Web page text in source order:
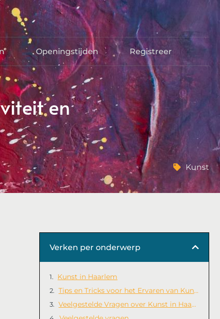
Openingstijden Registreer
en
Kunst
Verken per onderwerp
Kunst in Haarlem
Tips en Tricks voor het Ervaren van Kunst in Haarlem
Veelgestelde Vragen over Kunst in Haarlem